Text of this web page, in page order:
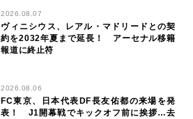
2026.08.07
ヴィニシウス、レアル・マドリードとの契
約を2032年夏まで延長！ アーセナル移籍
報道に終止符
2026.08.06
FC東京、日本代表DF長友佑都の来場を発
表！ J1開幕戦でキックオフ前に挨拶…去